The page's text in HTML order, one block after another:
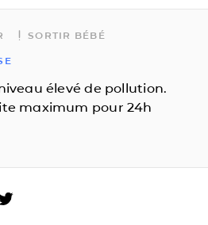
SORTIR BÉBÉ
élevé de pollution.
maximum pour 24h